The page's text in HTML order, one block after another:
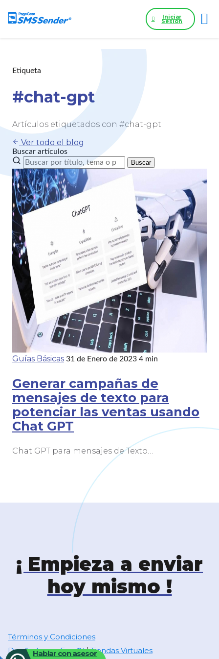
Iniciar
Sesión
Etiqueta
#chat-gpt
Artículos etiquetados con #chat-gpt
Ver todo el blog
Buscar artículos
Buscar
Guías Básicas 31 de Enero de 2023 4 min
Generar campañas de
mensajes de texto para
potenciar las ventas usando
Chat GPT
Chat GPT para mensajes de Texto…
¡ Empieza a enviar
hoy mismo !
Términos y Condiciones
Diseñado por Exus™|Tiendas Virtuales
Hablar con asesor